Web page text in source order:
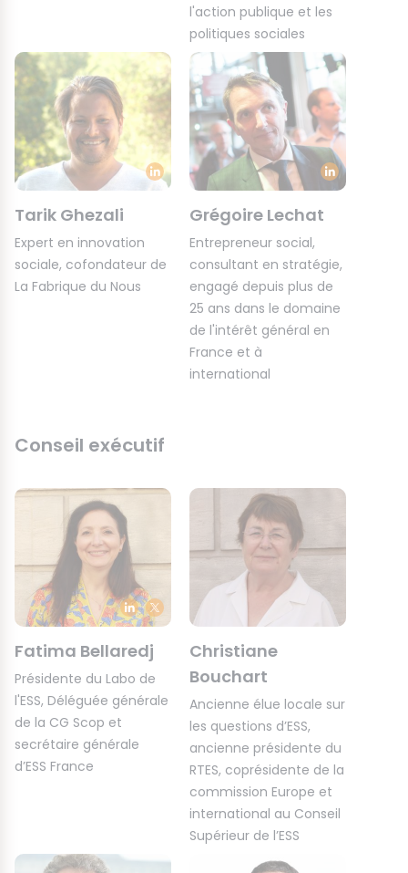
l'action publique et les
politiques sociales
Tarik Ghezali
Expert en innovation
sociale, cofondateur de
La Fabrique du Nous
Grégoire Lechat
Entrepreneur social,
consultant en stratégie,
engagé depuis plus de
25 ans dans le domaine
de l'intérêt général en
France et à
international
Conseil exécutif
Fatima Bellaredj
Présidente du Labo de
l'ESS, Déléguée générale
de la CG Scop et
secrétaire générale
d’ESS France
Christiane
Bouchart
Ancienne élue locale sur
les questions d’ESS,
ancienne présidente du
RTES, coprésidente de la
commission Europe et
international au Conseil
Supérieur de l’ESS